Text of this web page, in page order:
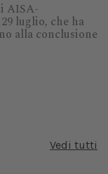
AISA-
luglio, che ha
alla conclusione
Vedi tutti